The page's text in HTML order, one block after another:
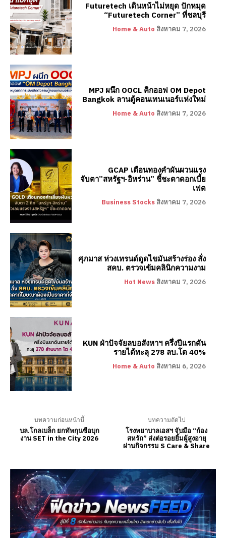
Futuretech เดินหน้าไม่หยุด ปักหมุด
“Futuretech Corner” ที่ชลบุรี
Home & Auto สิงหาคม 7, 2026
MPJ ผนึก OOCL คิกออฟ OM Depot
Bangkok ลานตู้คอนเทนเนอร์แห่งใหม่
Home & Auto สิงหาคม 7, 2026
GCAP เตือนทองคำผันผวนแรง
จับตา”สหรัฐฯ-อิหร่าน” ชี้ชะตาดอกเบี้ย
เฟด
Business Stocks สิงหาคม 7, 2026
ศุภมาส ห่วงเทรนด์ดูดไขมันสร้างร่อง สั่ง
สคบ. ตรวจเข้มคลินิกความงาม
Hot News สิงหาคม 7, 2026
KUN ฝ่าปัจจัยลบอสังหาฯ ครึ่งปีแรกดัน
รายได้ทะลุ 278 ลบ.โต 40%
Home & Auto สิงหาคม 6, 2026
บทความก่อนหน้านี้
บล.โกลเบล็ก ยกทัพกุนซือบุก
งาน SET in the City 2026
บทความถัดไป
โรงพยาบาลเอสฯ จับมือ “ก้อง
สหรัถ” ส่งต่อรอยยิ้มผู้สูงอายุ
ผ่านกิจกรรม S Care & Share